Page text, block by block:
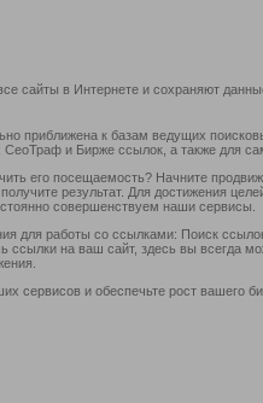
сайты в Интернете и сохраняют
приближена к базам ведущих
и Бирже ссылок, а также для
его посещаемость? Начните
результат. Для достижения
совершенствуем наши сервисы.
для работы со ссылками: Поиск
ссылки на ваш сайт, здесь вы всегда
сервисов и обеспечьте рост вашего